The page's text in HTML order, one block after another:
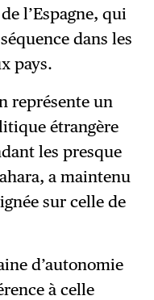
l’Espagne, qui
dans les
pays.
représente un
étrangère
les presque
a maintenu
sur celle de
d’autonomie
à celle